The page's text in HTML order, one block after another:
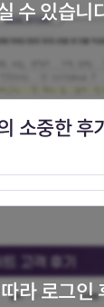
수 있습니
소중한 후
라 로그인